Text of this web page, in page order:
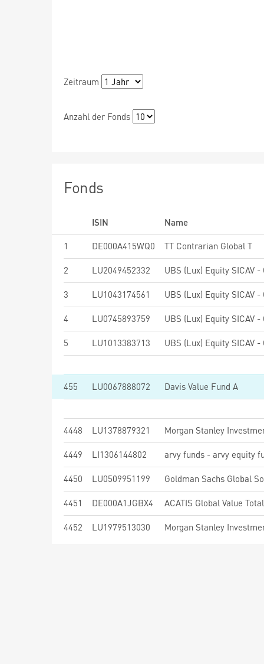
Zeitraum
Anzahl der Fonds
Fonds
ISIN
Name
1
DE000A415WQ0 TT Contrarian Global T
2 LU2049452332
3 LU1043174561
4 LU0745893759
5 LU1013383713
455 LU0067888072 Davis Value Fund A
4448 LU1378879321
4449 LI1306144802 arvy funds - arvy equity
4450 LU0509951199
4451 DE000A1JGBX4 ACATIS Global Value
4452 LU1979513030